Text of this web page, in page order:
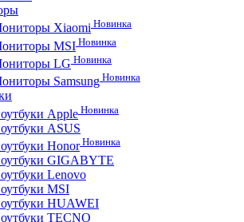
XiaomiНовинка
MSIНовинка
LG Новинка
Samsung Новинка
Apple Новинка
ASUS
HonorНовинка
GIGABYTE
Lenovo
MSI
HUAWEI
TECNO